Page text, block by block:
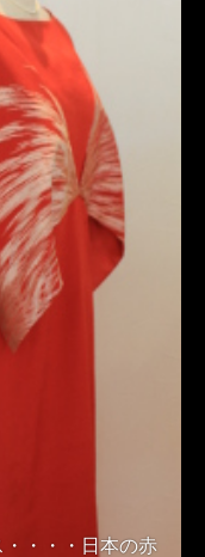
・・・日本の赤